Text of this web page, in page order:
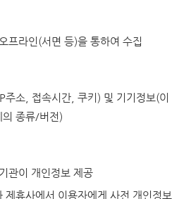
프라인(서면 등)을 통하여 수집
주소, 접속시간, 쿠키) 및 기기정보(이
의 종류/버전)
관이 개인정보 제공
제휴사에서 이용자에게 사전 개인정보